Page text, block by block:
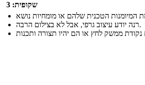
שקופית: 3
רנה יודע עיצוב גרפי, אבל לא בצילום הרבה.